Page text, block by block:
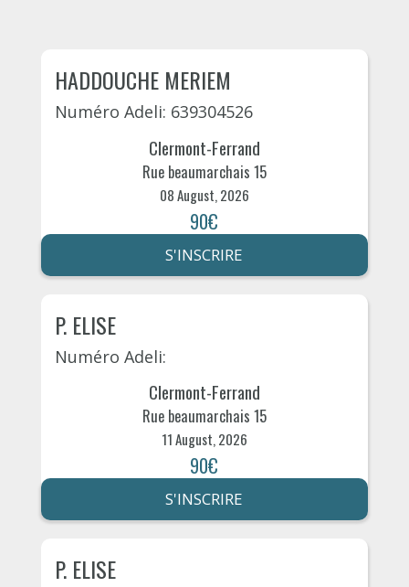
HADDOUCHE MERIEM
Numéro Adeli: 639304526
Clermont-Ferrand
Rue beaumarchais 15
08 August, 2026
90€
S'INSCRIRE
P. ELISE
Numéro Adeli:
Clermont-Ferrand
Rue beaumarchais 15
11 August, 2026
90€
S'INSCRIRE
P. ELISE